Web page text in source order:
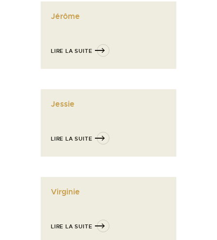
Jérôme
LIRE LA SUITE
Jessie
LIRE LA SUITE
Virginie
LIRE LA SUITE